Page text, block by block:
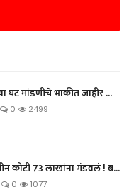
घट मांडणीचे भाकीत जाहीर ...
0 2499
कोटी 73 लाखांना गंडवलं ! ब...
0 1077